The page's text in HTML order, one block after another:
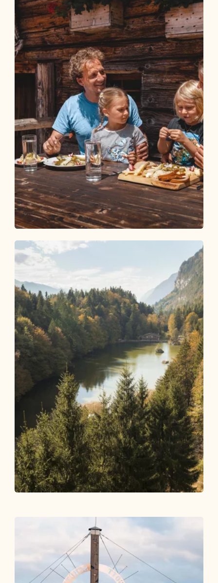
Länge 4.62 km Dauer 2:30 hHöhenmeter 479 hm 478 hm
Farmkehralm 1.521 m
Länge 9.26 km 506 hm
5:00 h